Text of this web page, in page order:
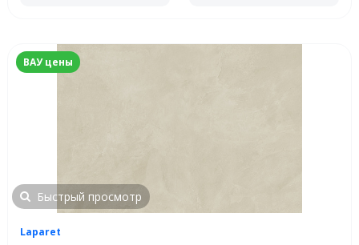
ВАУ цены
Быстрый просмотр
Laparet